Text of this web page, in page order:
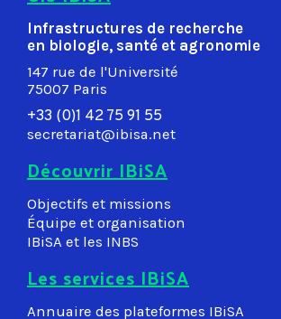
Infrastructures de recherche
en biologie, santé et agronomie
147 rue de l'Université
75007 Paris
+33 (0)1 42 75 91 55
secretariat@ibisa.net
Découvrir IBiSA
Objectifs et missions
Équipe et organisation
IBiSA et les INBS
Les services IBiSA
Annuaire des plateformes IBiSA